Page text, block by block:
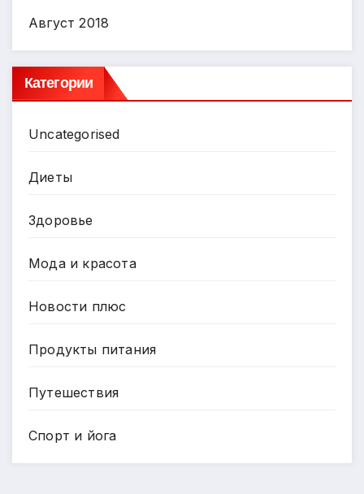
Август 2018
Категории
Uncategorised
Диеты
Здоровье
Мода и красота
Новости плюс
Продукты питания
Путешествия
Спорт и йога